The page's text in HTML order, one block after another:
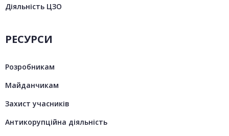
Діяльність ЦЗО
РЕСУРСИ
Розробникам
Майданчикам
Захист учасників
Антикорупційна діяльність